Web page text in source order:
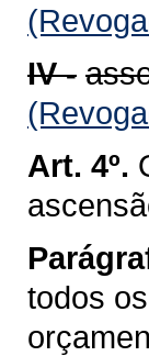
IV -
Art. 4º.
todos